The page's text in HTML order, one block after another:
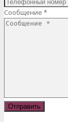
Сообщение *
Отправить